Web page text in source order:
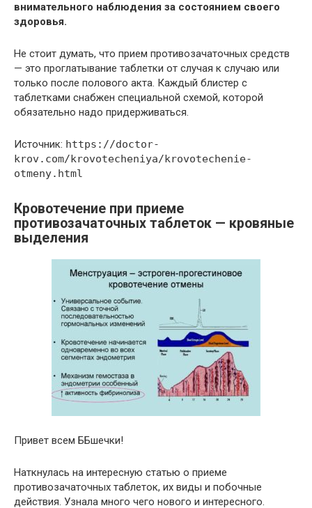
внимательного наблюдения за состоянием своего
здоровья.
Не стоит думать, что прием противозачаточных средств
— это проглатывание таблетки от случая к случаю или
только после полового акта. Каждый блистер с
таблетками снабжен специальной схемой, которой
обязательно надо придерживаться.
Источник: https://doctor-
krov.com/krovotecheniya/krovotechenie-
otmeny.html
Кровотечение при приеме
противозачаточных таблеток — кровяные
выделения
Привет всем ББшечки!
Наткнулась на интересную статью о приеме
противозачаточных таблеток, их виды и побочные
действия. Узнала много чего нового и интересного.